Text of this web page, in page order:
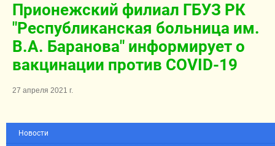
Прионежский филиал ГБУЗ РК
"Республиканская больница им.
В.А. Баранова" информирует о
вакцинации против COVID-19
27 апреля 2021 г.
Новости